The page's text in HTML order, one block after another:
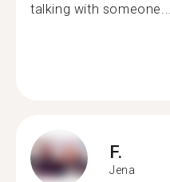
talking with someone...
F.
Jena